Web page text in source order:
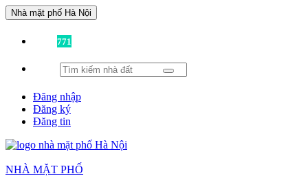
Nhà mặt phố Hà Nội
771
Đăng nhập
Đăng ký
Đăng tin
NHÀ MẶT PHỐ